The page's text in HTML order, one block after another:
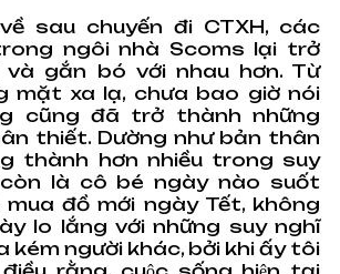
sau chuyến đi CTXH, các
ngôi nhà Scoms lại trở
gắn bó với nhau hơn. Từ
mặt xa lạ, chưa bao giờ nói
cũng đã trở thành những
thiết. Dường như bản thân
thành hơn nhiều trong suy
là cô bé ngày nào suốt
đồ mới ngày Tết, không
lo lắng với những suy nghĩ
kém người khác, bởi khi ấy tôi